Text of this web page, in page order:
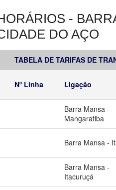
-
DO AÇO
TABELA DE TARIFAS DE
Nº Linha Ligação
Barra Mansa -
Mangaratiba
Barra Mansa -
Barra Mansa -
Itacuruçá